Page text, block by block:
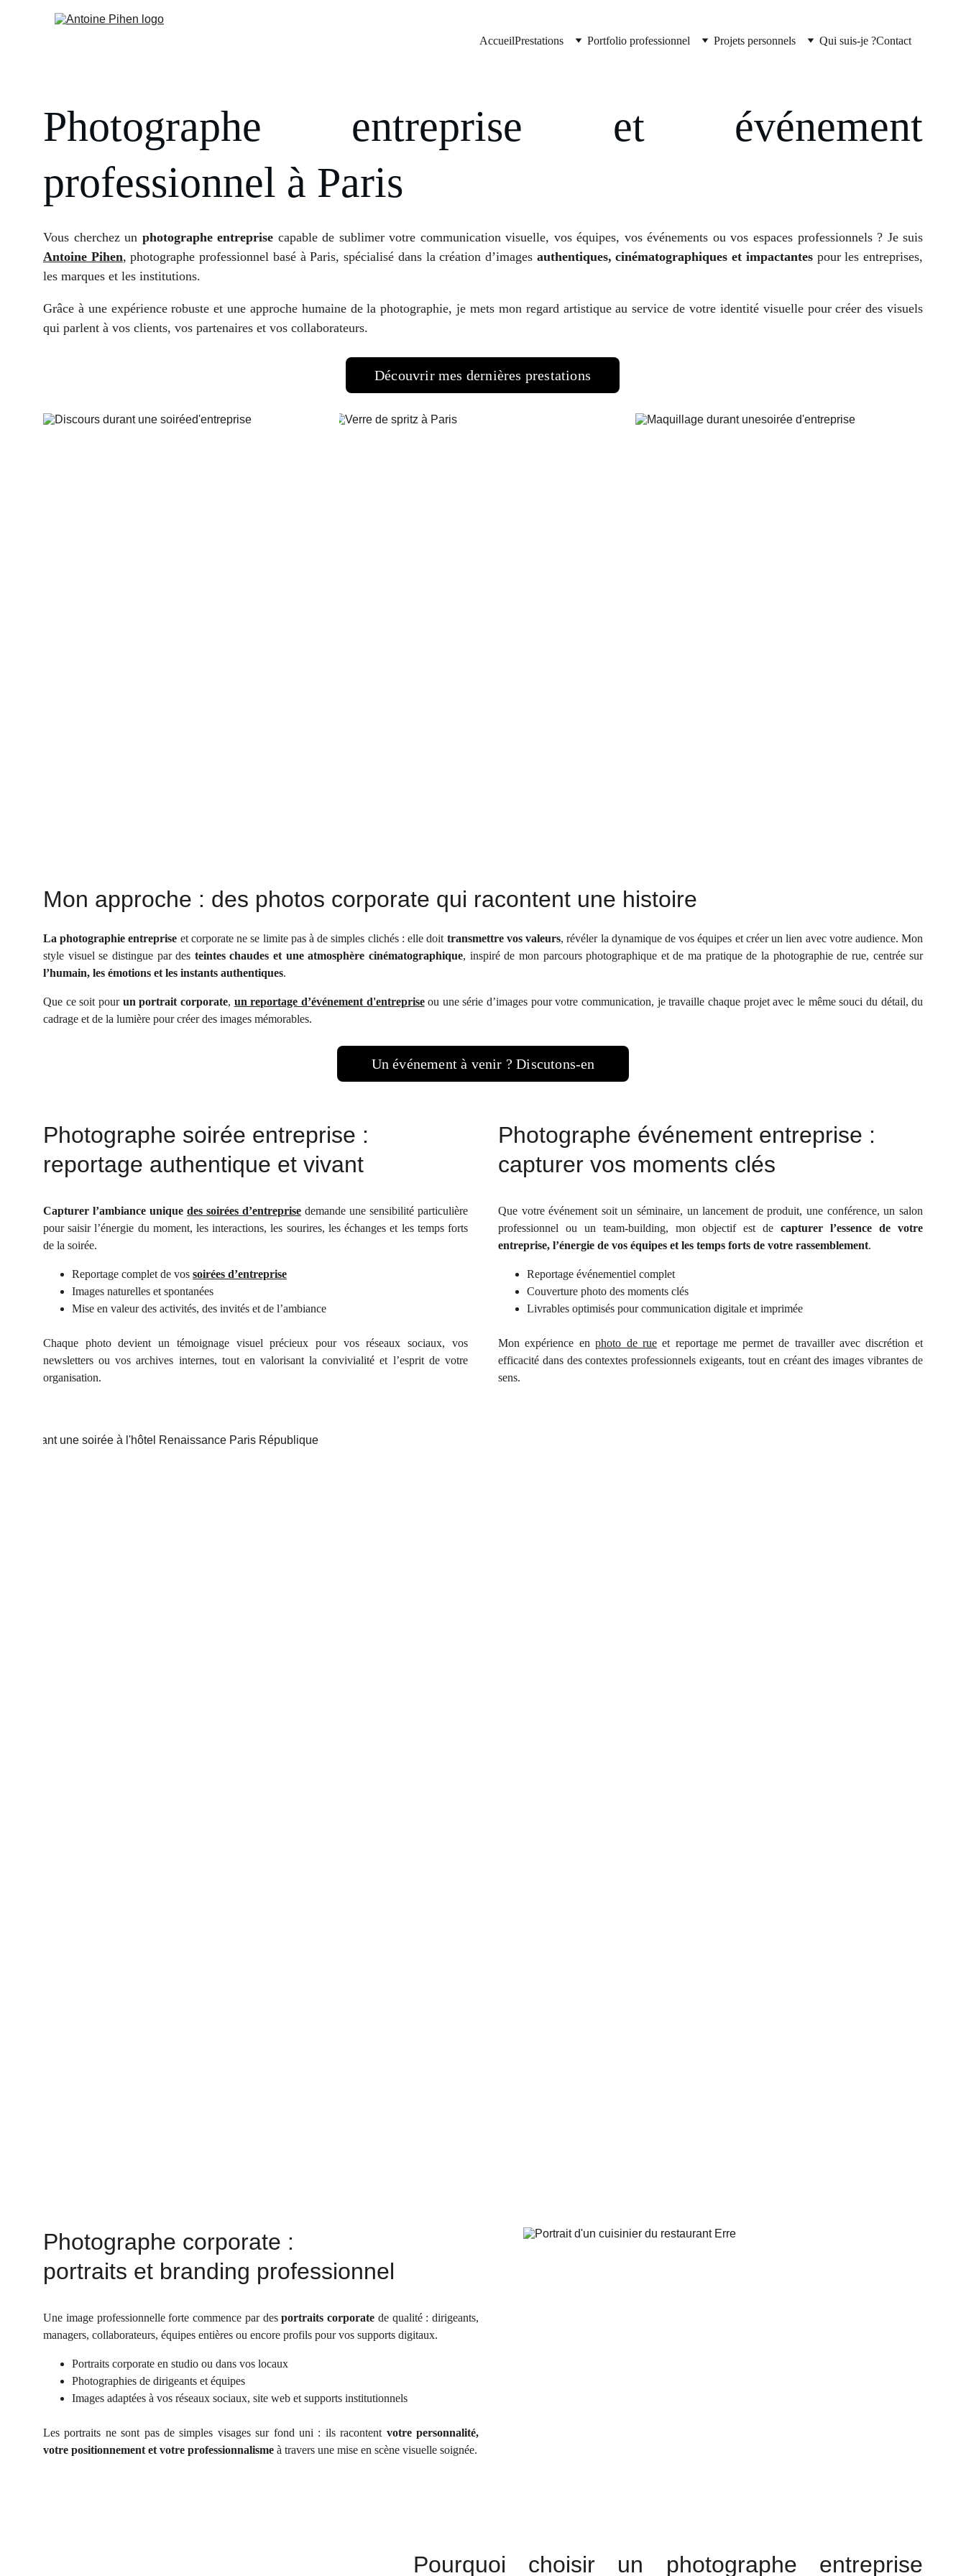
AccueilPrestations Portfolio professionnel Projets personnels Qui suis-je ?Contact
Photographe entreprise et événement
professionnel à Paris
Vous cherchez un photographe entreprise capable de sublimer votre communication visuelle, vos équipes, vos événements ou vos espaces professionnels ? Je suis
Antoine Pihen, photographe professionnel basé à Paris, spécialisé dans la création d’images authentiques, cinématographiques et impactantespour les entreprises,
les marques et les institutions.
Grâce à une expérience robuste et une approche humaine de la photographie, je mets mon regard artistique au service de votre identité visuelle pour créer des visuels
qui parlent à vos clients, vos partenaires et vos collaborateurs.
Découvrir mes dernières prestations
Mon approche : des photos corporate qui racontent une histoire
La photographie entreprise et corporate ne se limite pas à de simples clichés : elle doit transmettre vos valeurs, révéler la dynamique de vos équipes et créer un lien avec votre audience. Mon
style visuel se distingue par des teintes chaudes et une atmosphère cinématographique, inspiré de mon parcours photographique et de ma pratique de la photographie de rue, centrée sur
l’humain, les émotions et les instants authentiques.
Que ce soit pour un portrait corporate, un reportage d’événement d'entrepriseou une série d’images pour votre communication, je travaille chaque projet avec le même souci du détail, du
cadrage et de la lumière pour créer des images mémorables.
Un événement à venir ? Discutons-en
Photographe soirée entreprise :
reportage authentique et vivant
Capturer l’ambiance unique des soirées d’entreprisedemande une sensibilité particulière
pour saisir l’énergie du moment, les interactions, les sourires, les échanges et les temps forts
de la soirée.
Reportage complet de vos soirées d’entreprise
Images naturelles et spontanées
Mise en valeur des activités, des invités et de l’ambiance
Chaque photo devient un témoignage visuel précieux pour vos réseaux sociaux, vos
newsletters ou vos archives internes, tout en valorisant la convivialité et l’esprit de votre
organisation.
Photographe événement entreprise :
capturer vos moments clés
Que votre événement soit un séminaire, un lancement de produit, une conférence, un salon
professionnel ou un team-building, mon objectif est decapturer l’essence de votre
entreprise, l’énergie de vos équipes et les temps forts de votre rassemblement.
Reportage événementiel complet
Couverture photo des moments clés
Livrables optimisés pour communication digitale et imprimée
Mon expérience enphoto de rue et reportage me permet de travailler avec discrétion et
efficacité dans des contextes professionnels exigeants, tout en créant des images vibrantes de
sens.
Photographe corporate :
portraits et branding professionnel
Une image professionnelle forte commence par desportraits corporate de qualité : dirigeants,
managers, collaborateurs, équipes entières ou encore profils pour vos supports digitaux.
Portraits corporate en studio ou dans vos locaux
Photographies de dirigeants et équipes
Images adaptées à vos réseaux sociaux, site web et supports institutionnels
Les portraits ne sont pas de simples visages sur fond uni : ils racontent votre personnalité,
votre positionnement et votre professionnalisme à travers une mise en scène visuelle soignée.
Pourquoi choisir un photographe entreprise